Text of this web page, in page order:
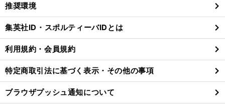
閉
る
推奨環境
集英社ID・スポルティーバIDとは
利用規約・会員規約
特定商取引法に基づく表示・その他の事項
ブラウザプッシュ通知について